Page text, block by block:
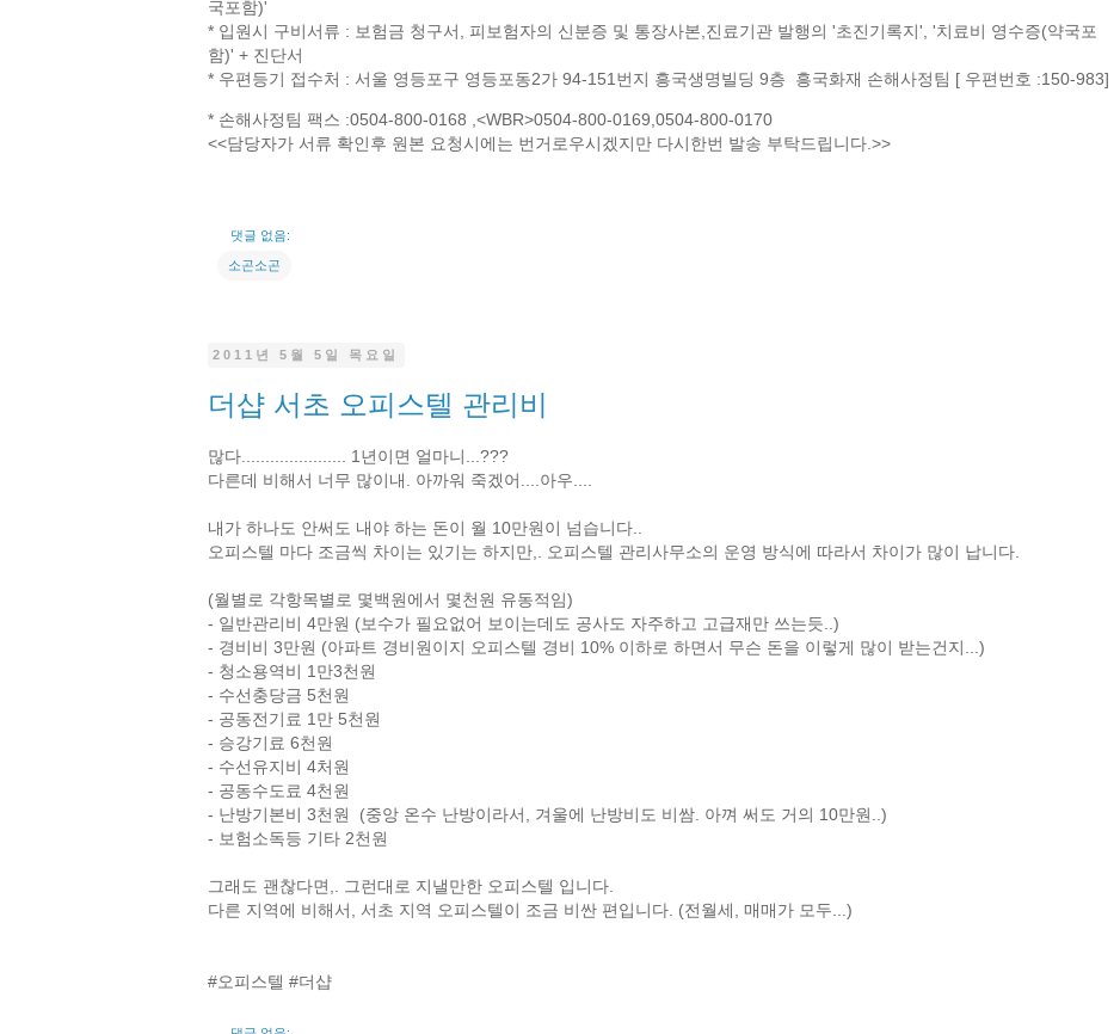
국포함)'
* 입원시 구비서류 : 보험금 청구서, 피보험자의 신분증 및 통장사본,진료기관 발행의 '초진기록지', '치료비 영수증(약국포
함)' + 진단서
* 우편등기 접수처 : 서울 영등포구 영등포동2가 94-151번지 흥국생명빌딩 9층 흥국화재 손해사정팀 [ 우편번호 :150-983]
* 손해사정팀 팩스 :0504-800-0168 ,<WBR>0504-800-0169,0504-800-0170
<<담당자가 서류 확인후 원본 요청시에는 번거로우시겠지만 다시한번 발송 부탁드립니다.>>
댓글 없음:
소곤소곤
2011년 5월 5일 목요일
더샵 서초 오피스텔 관리비
많다...................... 1년이면 얼마니...???
다른데 비해서 너무 많이내. 아까워 죽겠어....아우....
내가 하나도 안써도 내야 하는 돈이 월 10만원이 넘습니다..
오피스텔 마다 조금씩 차이는 있기는 하지만,. 오피스텔 관리사무소의 운영 방식에 따라서 차이가 많이 납니다.
(월별로 각항목별로 몇백원에서 몇천원 유동적임)
- 일반관리비 4만원 (보수가 필요없어 보이는데도 공사도 자주하고 고급재만 쓰는듯..)
- 경비비 3만원 (아파트 경비원이지 오피스텔 경비 10% 이하로 하면서 무슨 돈을 이렇게 많이 받는건지...)
- 청소용역비 1만3천원
- 수선충당금 5천원
- 공동전기료 1만 5천원
- 승강기료 6천원
- 수선유지비 4처원
- 공동수도료 4천원
- 난방기본비 3천원 (중앙 온수 난방이라서, 겨울에 난방비도 비쌈. 아껴 써도 거의 10만원..)
- 보험소독등 기타 2천원
그래도 괜찮다면,. 그런대로 지낼만한 오피스텔 입니다.
다른 지역에 비해서, 서초 지역 오피스텔이 조금 비싼 편입니다. (전월세, 매매가 모두...)
#오피스텔 #더샵